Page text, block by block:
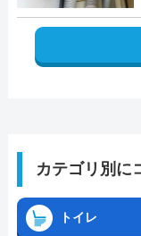
カテゴリ別に
トイレ